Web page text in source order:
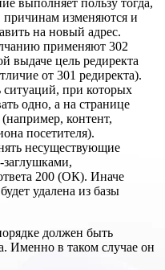
выполняет пользу тогда,
причинам изменяются и
на новый адрес.
применяют 302
выдаче цель редиректа
от 301 редиректа).
ситуаций, при которых
одно, а на странице
контент,
посетителя).
несуществующие
200 (ОК). Иначе
удалена из базы
должен быть
Именно в таком случае он